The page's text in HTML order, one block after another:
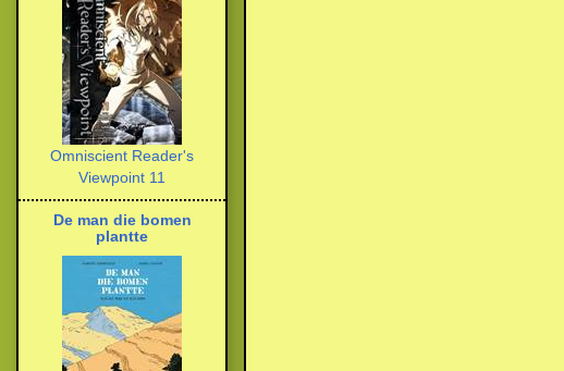
Omniscient Reader's
Viewpoint 11
De man die bomen
plantte